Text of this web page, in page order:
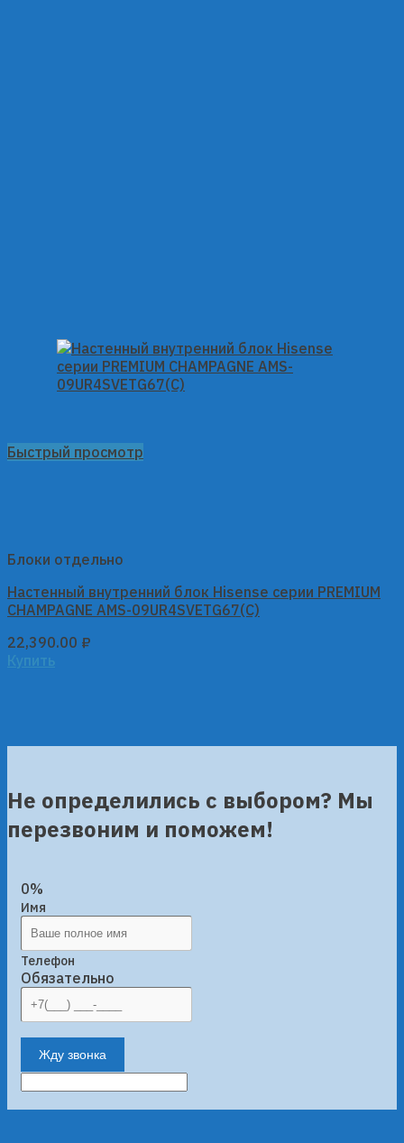
Быстрый просмотр
Блоки отдельно
Настенный внутренний блок Hisense серии PREMIUM
CHAMPAGNE AMS-09UR4SVETG67(C)
22,390.00 ₽
Купить
Не определились с выбором? Мы
перезвоним и поможем!
0%
Имя
Телефон
Обязательно
Жду звонка